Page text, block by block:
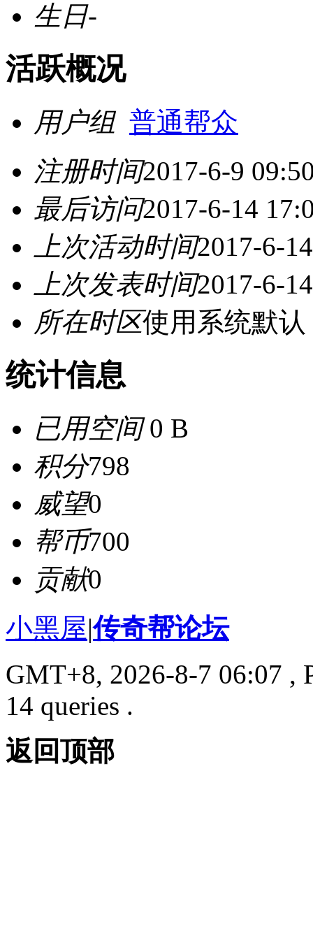
生日-
活跃概况
用户组 普通帮众
注册时间2017-6-9
最后访问2017-6-14
上次活动时间2017-6-
上次发表时间2017-6-
所在时区使用系统默认
统计信息
已用空间0 B
积分798
威望0
帮币700
贡献0
小黑屋|传奇帮论坛
GMT+8, 2026-8-7 06:07 ,
14 queries .
返回顶部